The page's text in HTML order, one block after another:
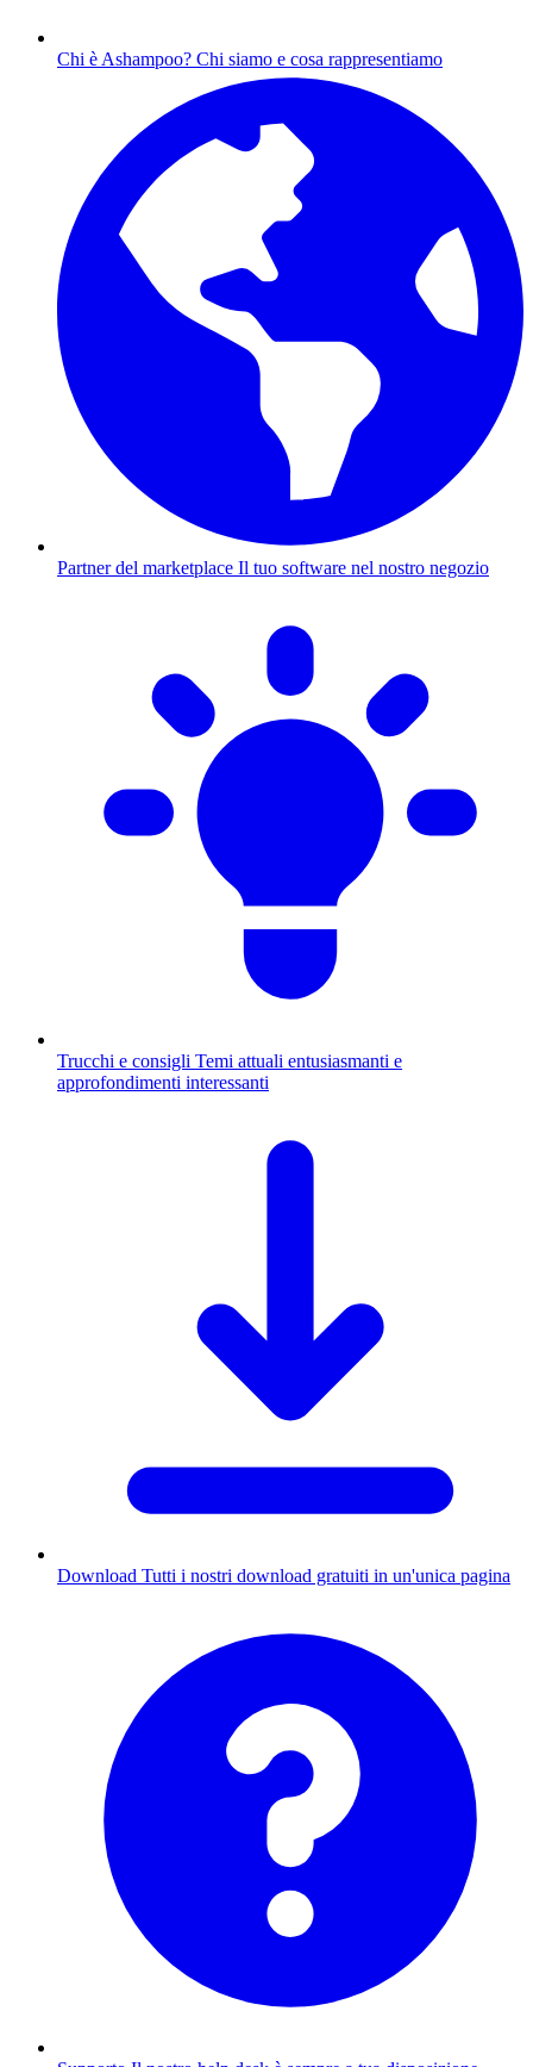
Chi è Ashampoo? Chi siamo e cosa rappresentiamo
Partner del marketplace Il tuo software nel nostro negozio
Trucchi e consigli Temi attuali entusiasmanti e
approfondimenti interessanti
Download Tutti i nostri download gratuiti in un'unica pagina